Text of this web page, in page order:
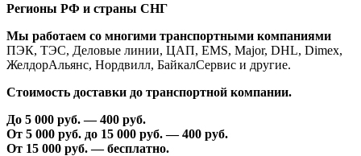
Регионы РФ и страны СНГ
Мы работаем со многими транспортными компаниями
ПЭК, ТЭС, Деловые линии, ЦАП, EMS, Major, DHL, Dimex,
ЖелдорАльянс, Нордвилл, БайкалСервис и другие.
Стоимость доставки до транспортной компании.
До 5 000 руб. —400 руб.
От 5 000 руб. до 15 000 руб. —400 руб.
От 15 000 руб. — бесплатно.